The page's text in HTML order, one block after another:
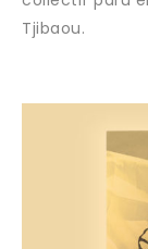
Tjibaou.